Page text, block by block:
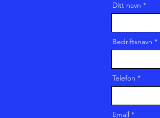
Ditt navn
Bedriftsnavn
Telefon
Email